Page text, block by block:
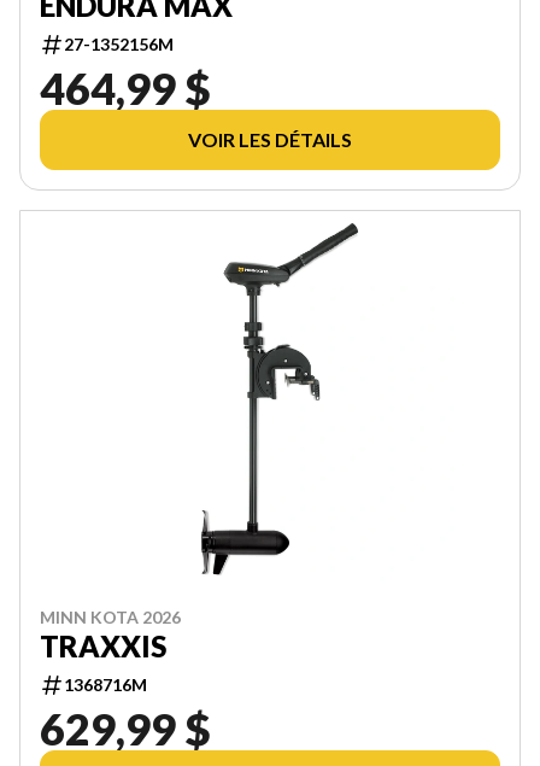
27-1352156M
464,99 $
VOIR LES DÉTAILS
MINN KOTA 2026
TRAXXIS
1368716M
629,99 $